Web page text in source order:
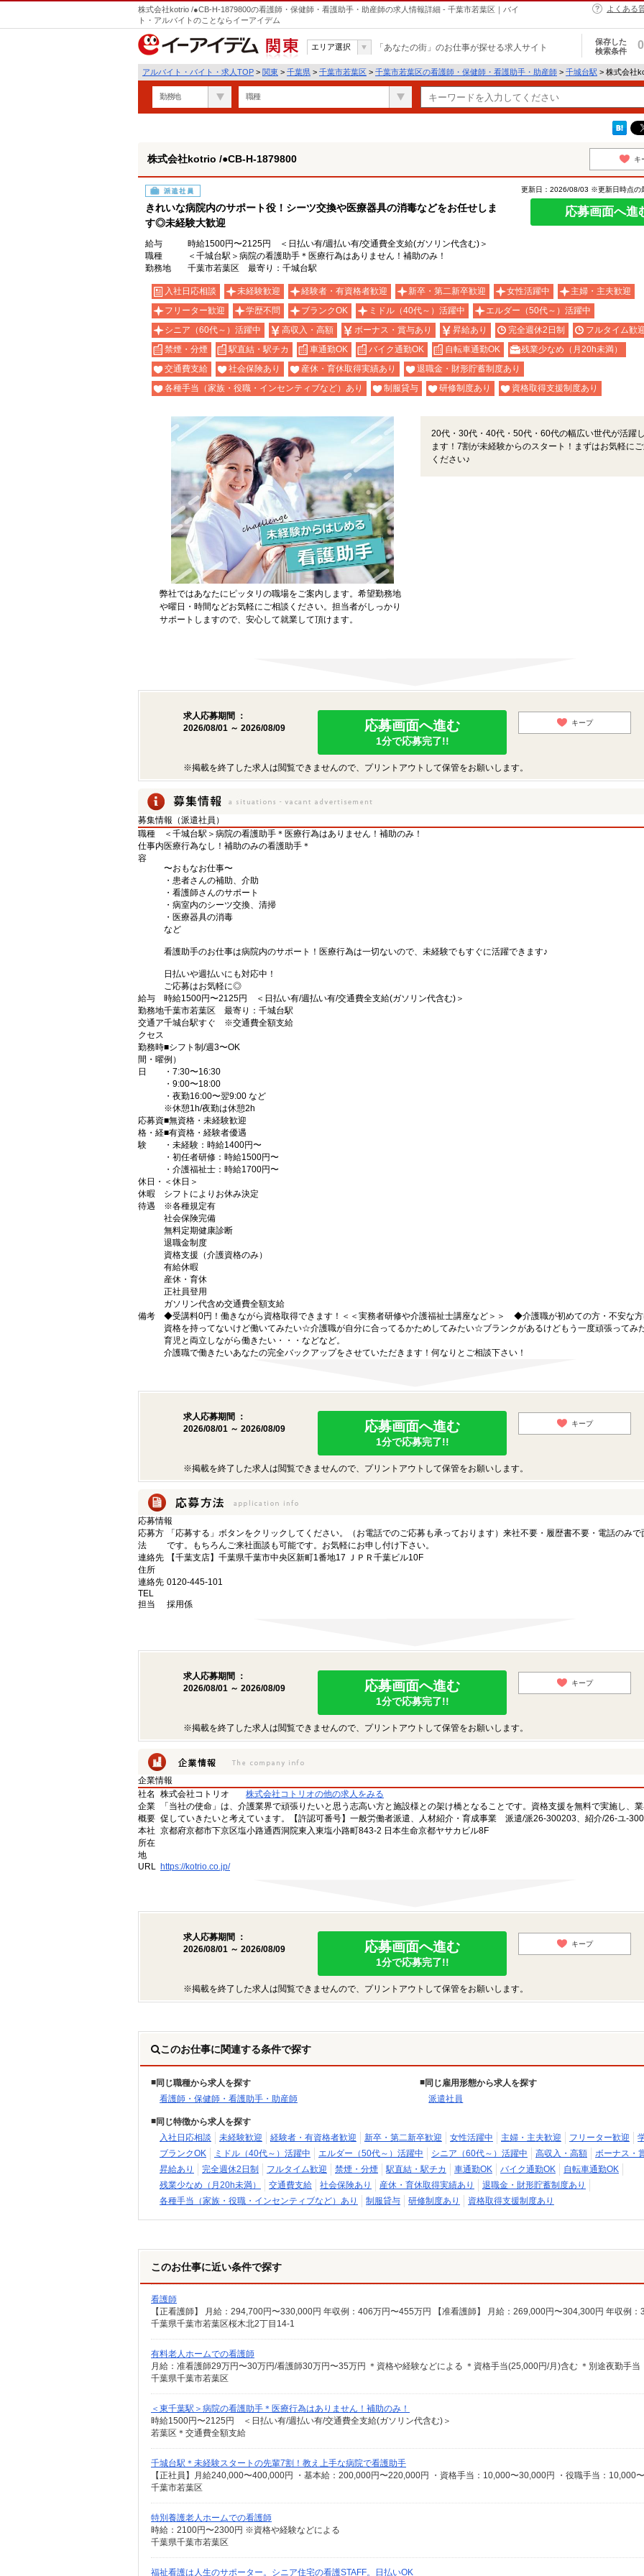
株式会社kotrio /●CB-H-1879800の看護師・保健師・看護助手・助産師の求人情報詳細 - 千葉市若葉区｜バイ
ト・アルバイトのことならイーアイデム
よくある
関東
エリア選択 「あなたの街」のお仕事が探せる求人サイト
保存した
検索条件
0
アルバイト・バイト・求人TOP > 関東 > 千葉県 > 千葉市若葉区 > 千葉市若葉区の看護師・保健師・看護助手・助産師 > 千城台駅 > 株式会社
勤務地 職種
株式会社kotrio /●CB-H-1879800 キ
派遣社員
きれいな病院内のサポート役！シーツ交換や医療器具の消毒などをお任せしま
す◎未経験大歓迎
更新日：2026/08/03 ※更新日時点の
応募画面へ進
給与
時給1500円〜2125円 ＜日払い有/週払い有/交通費全支給(ガソリン代含む)＞
職種
＜千城台駅＞病院の看護助手＊医療行為はありません！補助のみ！
勤務地
千葉市若葉区 最寄り：千城台駅
入社日応相談 未経験歓迎 経験者・有資格者歓迎 新卒・第二新卒歓迎 女性活躍中
主婦・主夫歓迎
フリーター歓迎
学歴不問 ブランクOK ミドル（40代～）活躍中
エルダー（50代～）活躍中
シニア（60代～）活躍中
高収入・高額 ボーナス・賞与あり 昇給あり 完全週休2日制
フルタイム歓
禁煙・分煙
駅直結・駅チカ 車通勤OK バイク通勤OK 自転車通勤OK
残業少なめ（月20h未満）
交通費支給
社会保険あり 産休・育休取得実績あり
退職金・財形貯蓄制度あり
各種手当（家族・役職・インセンティブなど）あり
制服貸与 研修制度あり 資格取得支援制度あり
弊社ではあなたにピッタリの職場をご案内します。希望勤務地
や曜日・時間などお気軽にご相談ください。担当者がしっかり
サポートしますので、安心して就業して頂けます。
20代・30代・40代・50代・60代の幅広い世代が活躍
ます！7割が未経験からのスタート！まずはお気軽に
ください♪
求人応募期間 ：
2026/08/01 ～ 2026/08/09
応募画面へ進む
1分で応募完了!!
キープ
※掲載を終了した求人は閲覧できませんので、プリントアウトして保管をお願いします。
募集情報（派遣社員）
職種
＜千城台駅＞病院の看護助手＊医療行為はありません！補助のみ！
仕事内
容
医療行為なし！補助のみの看護助手＊
〜おもなお仕事〜
・患者さんの補助、介助
・看護師さんのサポート
・病室内のシーツ交換、清掃
・医療器具の消毒
など
看護助手のお仕事は病院内のサポート！医療行為は一切ないので、未経験でもすぐに活躍できます♪
日払いや週払いにも対応中！
ご応募はお気軽に◎
給与
時給1500円〜2125円 ＜日払い有/週払い有/交通費全支給(ガソリン代含む)＞
勤務地千葉市若葉区 最寄り：千城台駅
交通ア
クセス
千城台駅すぐ ※交通費全額支給
勤務時
間・曜
日
■シフト制/週3〜OK
例）
・7:30〜16:30
・9:00〜18:00
・夜勤16:00〜翌9:00 など
※休憩1h/夜勤は休憩2h
応募資
格・経
験
■無資格・未経験歓迎
■有資格・経験者優遇
・未経験：時給1400円〜
・初任者研修：時給1500円〜
・介護福祉士：時給1700円〜
休日・
休暇
＜休日＞
シフトによりお休み決定
待遇
※各種規定有
社会保険完備
無料定期健康診断
退職金制度
資格支援（介護資格のみ）
有給休暇
産休・育休
正社員登用
ガソリン代含め交通費全額支給
備考
◆受講料0円！働きながら資格取得できます！＜＜実務者研修や介護福祉士講座など＞＞ ◆介護職が初めての方・不安な
資格を持ってないけど働いてみたい☆介護職が自分に合ってるかためしてみたい☆ブランクがあるけどもう一度頑張ってみ
育児と両立しながら働きたい・・・などなど。
介護職で働きたいあなたの完全バックアップをさせていただきます！何なりとご相談下さい！
求人応募期間 ：
2026/08/01 ～ 2026/08/09
応募画面へ進む
1分で応募完了!!
キープ
※掲載を終了した求人は閲覧できませんので、プリントアウトして保管をお願いします。
応募情報
応募方
法
「応募する」ボタンをクリックしてください。（お電話でのご応募も承っております）来社不要・履歴書不要・電話のみで
です。もちろんご来社面談も可能です。お気軽にお申し付け下さい。
連絡先
住所
【千葉支店】千葉県千葉市中央区新町1番地17 ＪＰＲ千葉ビル10F
連絡先
TEL
0120-445-101
担当 採用係
求人応募期間 ：
2026/08/01 ～ 2026/08/09
応募画面へ進む
1分で応募完了!!
キープ
※掲載を終了した求人は閲覧できませんので、プリントアウトして保管をお願いします。
企業情報
社名
株式会社コトリオ
株式会社コトリオの他の求人をみる
企業
概要
「当社の使命」は、介護業界で頑張りたいと思う志高い方と施設様との架け橋となることです。資格支援を無料で実施し、
促していきたいと考えています。【許認可番号】一般労働者派遣、人材紹介・育成事業 派遣/派26-300203、紹介/26-ユ-
本社
所在
地
京都府京都市下京区塩小路通西洞院東入東塩小路町843-2 日本生命京都ヤサカビル8F
URL https://kotrio.co.jp/
求人応募期間 ：
2026/08/01 ～ 2026/08/09
応募画面へ進む
1分で応募完了!!
キープ
※掲載を終了した求人は閲覧できませんので、プリントアウトして保管をお願いします。
このお仕事に関連する条件で探す
同じ職種から求人を探す
看護師・保健師・看護助手・助産師
同じ雇用形態から求人を探す
派遣社員
同じ特徴から求人を探す
入社日応相談
未経験歓迎 経験者・有資格者歓迎 新卒・第二新卒歓迎 女性活躍中 主婦・主夫歓迎 フリーター歓迎
ブランクOK
ミドル（40代～）活躍中 エルダー（50代～）活躍中 シニア（60代～）活躍中 高収入・高額
ボーナス・
昇給あり
完全週休2日制 フルタイム歓迎 禁煙・分煙 駅直結・駅チカ 車通勤OK バイク通勤OK
自転車通勤OK
残業少なめ（月20h未満）
交通費支給 社会保険あり 産休・育休取得実績あり
退職金・財形貯蓄制度あり
各種手当（家族・役職・インセンティブなど）あり
制服貸与 研修制度あり 資格取得支援制度あり
このお仕事に近い条件で探す
看護師
千葉県千葉市若葉区桜木北2丁目14-1
有料老人ホームでの看護師
千葉県千葉市若葉区
＜東千葉駅＞病院の看護助手＊医療行為はありません！補助のみ！
時給1500円〜2125円 ＜日払い有/週払い有/交通費全支給(ガソリン代含む)＞
若葉区＊交通費全額支給
千城台駅＊未経験スタートの先輩7割！教え上手な病院で看護助手
千葉市若葉区
特別養護老人ホームでの看護師
時給：2100円〜2300円 ※資格や経験などによる
千葉県千葉市若葉区
福祉看護は人生のサポーター。シニア住宅の看護STAFF。日払いOK